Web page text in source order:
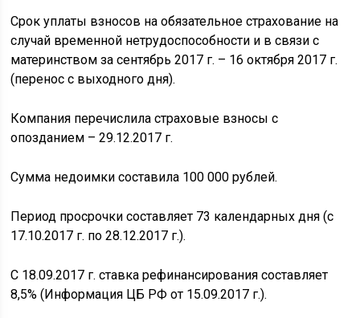
Срок уплаты взносов на обязательное страхование на
случай временной нетрудоспособности и в связи с
материнством за сентябрь 2017 г. – 16 октября 2017 г.
(перенос с выходного дня).
Компания перечислила страховые взносы с
опозданием – 29.12.2017 г.
Сумма недоимки составила 100 000 рублей.
Период просрочки составляет 73 календарных дня (с
17.10.2017 г. по 28.12.2017 г.).
С 18.09.2017 г. ставка рефинансирования составляет
8,5% (Информация ЦБ РФ от 15.09.2017 г.).